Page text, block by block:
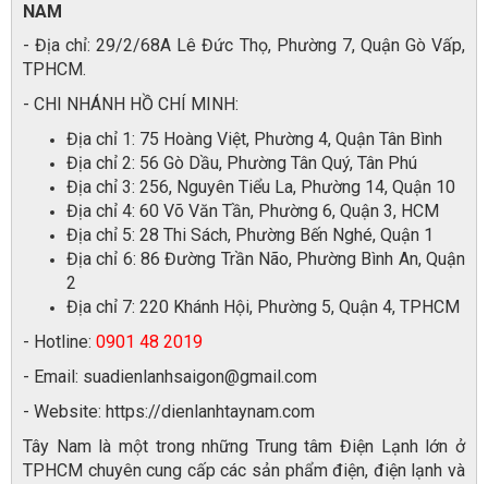
NAM
- Địa chỉ: 29/2/68A Lê Đức Thọ, Phường 7, Quận Gò Vấp,
TPHCM.
- CHI NHÁNH HỒ CHÍ MINH:
Địa chỉ 1: 75 Hoàng Việt, Phường 4, Quận Tân Bình
Địa chỉ 2: 56 Gò Dầu, Phường Tân Quý, Tân Phú
Địa chỉ 3: 256, Nguyên Tiểu La, Phường 14, Quận 10
Địa chỉ 4: 60 Võ Văn Tần, Phường 6, Quận 3, HCM
Địa chỉ 5: 28 Thi Sách, Phường Bến Nghé, Quận 1
Địa chỉ 6: 86 Đường Trần Não, Phường Bình An, Quận
2
Địa chỉ 7: 220 Khánh Hội, Phường 5, Quận 4, TPHCM
- Hotline: 0901 48 2019
- Email: suadienlanhsaigon@gmail.com
- Website: https://dienlanhtaynam.com
Tây Nam là một trong những Trung tâm Điện Lạnh lớn ở
TPHCM chuyên cung cấp các sản phẩm điện, điện lạnh và